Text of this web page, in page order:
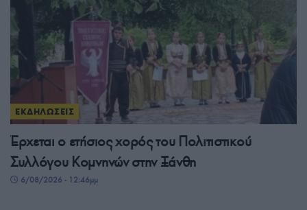
ΕΚΔΗΛΩΣΕΙΣ
Έρχεται ο ετήσιος χορός του Πολιτιστικού
Συλλόγου Κομνηνών στην Ξάνθη
6/08/2026 - 12:46μμ